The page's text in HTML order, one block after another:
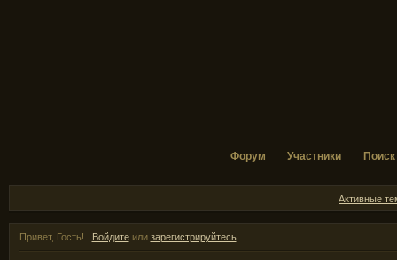
Форум Участники Поиск
Активные
Привет, Гость! Войдитеили зарегистрируйтесь.